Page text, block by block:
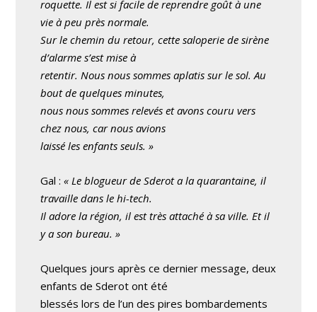
roquette. Il est si facile de reprendre goût à une
vie à peu près normale.
Sur le chemin du retour, cette saloperie de sirène
d’alarme s’est mise à
retentir. Nous nous sommes aplatis sur le sol. Au
bout de quelques minutes,
nous nous sommes relevés et avons couru vers
chez nous, car nous avions
laissé les enfants seuls. »
Gal : « Le blogueur de Sderot a la quarantaine, il
travaille dans le hi-tech.
Il adore la région, il est très attaché à sa ville. Et il
y a son bureau. »
Quelques jours après ce dernier message, deux
enfants de Sderot ont été
blessés lors de l’un des pires bombardements